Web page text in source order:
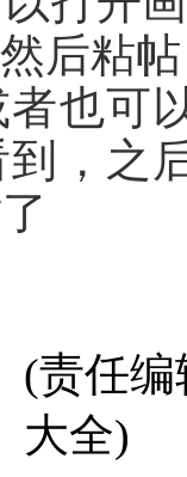
后粘
也可
，之
(责任
大全)